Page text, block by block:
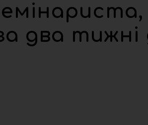
два тижні